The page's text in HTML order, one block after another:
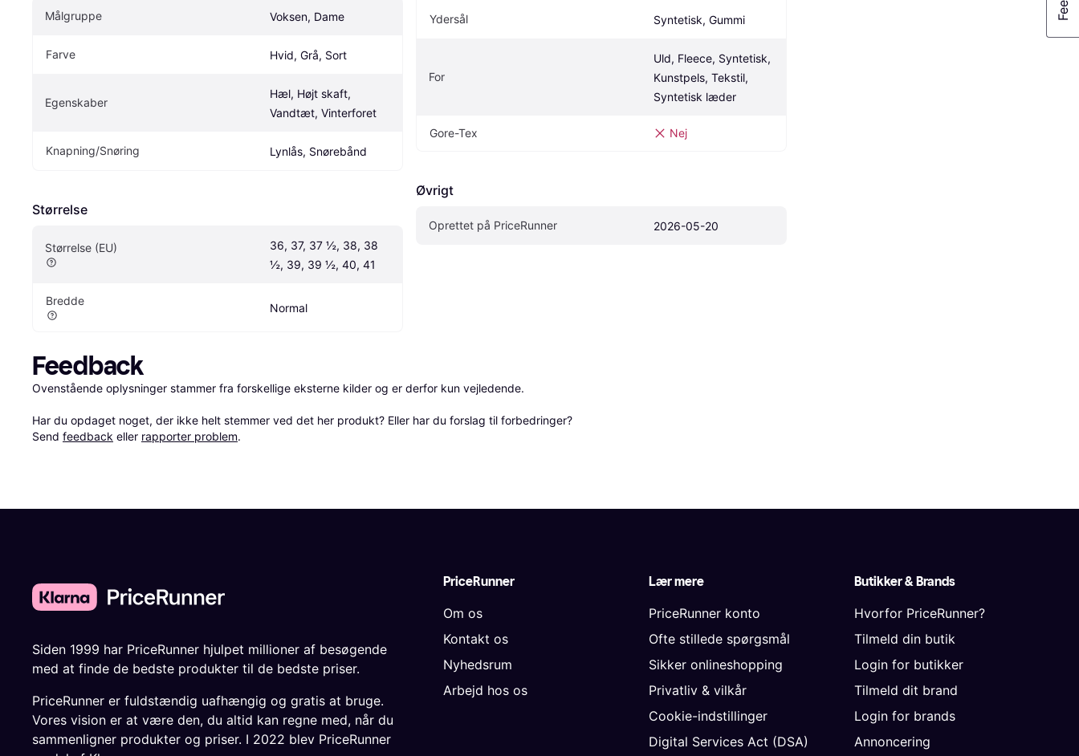
Målgruppe Voksen, Dame
Farve Hvid, Grå, Sort
Egenskaber
Hæl, Højt skaft,
Vandtæt, Vinterforet
Knapning/Snøring Lynlås, Snørebånd
Størrelse
Størrelse (EU)
36, 37, 37 ½, 38, 38
½, 39, 39 ½, 40, 41
Bredde
Normal
Ydersål Syntetisk, Gummi
For
Uld, Fleece, Syntetisk,
Kunstpels, Tekstil,
Syntetisk læder
Gore-Tex Nej
Øvrigt
Oprettet på PriceRunner 2026-05-20
Feedback
Ovenstående oplysninger stammer fra forskellige eksterne kilder og er derfor kun vejledende.
Har du opdaget noget, der ikke helt stemmer ved det her produkt? Eller har du forslag til forbedringer?
Send feedback eller rapporter problem.
PriceRunner
Om os
Kontakt os
Nyhedsrum
Arbejd hos os
Lær mere
PriceRunner konto
Ofte stillede spørgsmål
Sikker onlineshopping
Privatliv & vilkår
Cookie-indstillinger
Digital Services Act (DSA)
Butikker & Brands
Hvorfor PriceRunner?
Tilmeld din butik
Login for butikker
Tilmeld dit brand
Login for brands
Annoncering
Siden 1999 har PriceRunner hjulpet millioner af besøgende
med at finde de bedste produkter til de bedste priser.
PriceRunner er fuldstændig uafhængig og gratis at bruge.
Vores vision er at være den, du altid kan regne med, når du
sammenligner produkter og priser. I 2022 blev PriceRunner